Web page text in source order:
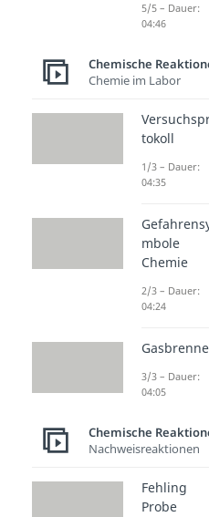
chemischen
Reaktion
zwei
Moleküle.
das eine
Rest (-OH)
Bei der
Eine
Chemie so
Deine
mit Wasser (
neue
5/5 – Dauer:
04:46
Chemische
Chemie im Labor
tokoll
1/3 – Dauer:
04:35
mbole
Chemie
2/3 – Dauer:
04:24
3/3 – Dauer:
04:05
Chemische
Nachweisreaktionen
Fehling
Probe